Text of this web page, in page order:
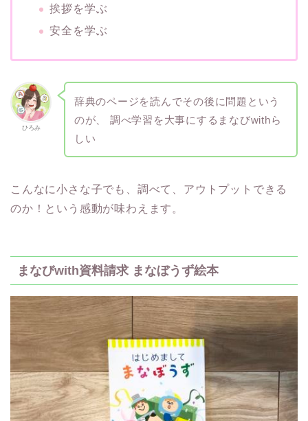
挨拶を学ぶ
安全を学ぶ
ひろみ
辞典のページを読んでその後に問題という
のが、 調べ学習を大事にするまなびwithら
しい
こんなに小さな子でも、調べて、アウトプットできる
のか！という感動が味わえます。
まなびwith資料請求 まなぼうず絵本